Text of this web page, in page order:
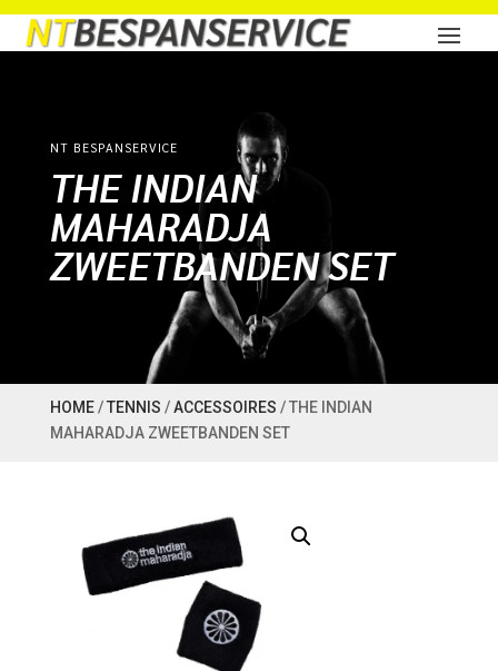
NT BESPANSERVICE
THE INDIAN
MAHARADJA
ZWEETBANDEN SET
HOME/TENNIS /ACCESSOIRES / THE INDIAN
MAHARADJA ZWEETBANDEN SET